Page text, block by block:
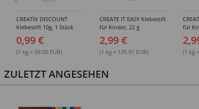
CREATIV DISCOUNT
Klebestift 10g, 1 Stück
0,99 €
(1 kg = 99.00 EUR)
CREATE IT EASY Klebestift
für Kinder, 22 g
2,99 €
(1 kg = 135.91 EUR)
für
(1 kg
ZULETZT ANGESEHEN